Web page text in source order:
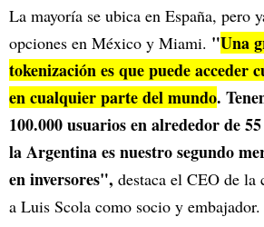
La mayoría se ubica en España, pero
opciones en México y Miami. "Una
tokenización es que puede acceder
en cualquier parte del mundo.
100.000 usuarios en alrededor de
la Argentina es nuestro segundo
en inversores", destaca el CEO de la
a Luis Scola como socio y embajador.